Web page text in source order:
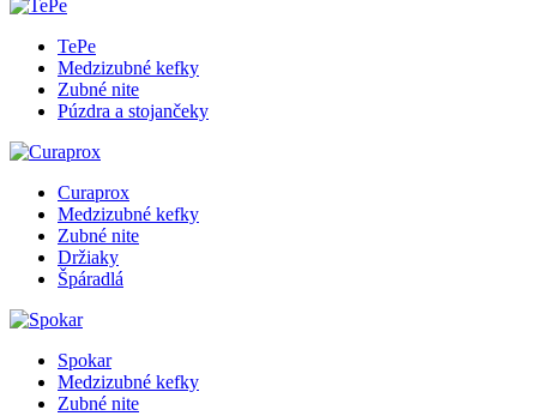
TePe
Medzizubné kefky
Zubné nite
Púzdra a stojančeky
Curaprox
Medzizubné kefky
Zubné nite
Držiaky
Špáradlá
Spokar
Medzizubné kefky
Zubné nite